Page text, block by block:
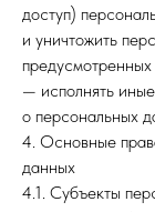
доступ)
и уничтожить
— исполнять
о персональных
4. Основные
данных
4.1. Субъекты